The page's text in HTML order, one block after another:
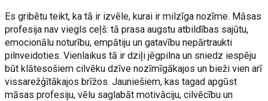
Es gribētu teikt, ka tā ir izvēle, kurai ir milzīga nozīme. Māsas
profesija nav viegls ceļš: tā prasa augstu atbildības sajūtu,
emocionālu noturību, empātiju un gatavību nepārtraukti
pilnveidoties. Vienlaikus tā ir dziļi jēgpilna un sniedz iespēju
būt klātesošiem cilvēku dzīve nozīmīgākajos un bieži vien arī
vissarežģītākajos brīžos. Jauniešiem, kas tagad apgūst
māsas profesiju, vēlu saglabāt motivāciju, cilvēcību un